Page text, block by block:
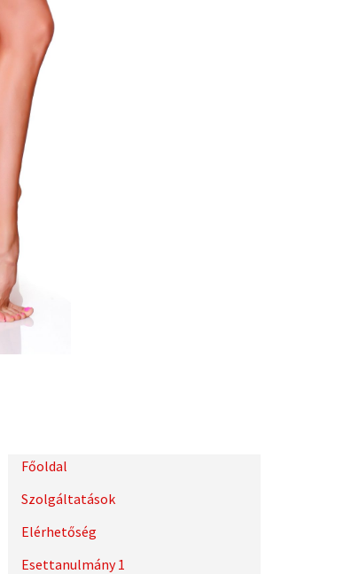
Főoldal
Szolgáltatások
Elérhetőség
Esettanulmány 1